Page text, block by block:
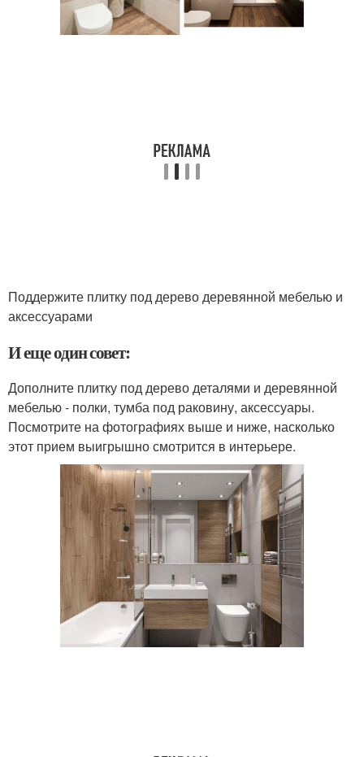
Поддержите плитку под дерево деревянной мебелью и
аксессуарами
И еще один совет:
Дополните плитку под дерево деталями и деревянной
мебелью - полки, тумба под раковину, аксессуары.
Посмотрите на фотографиях выше и ниже, насколько
этот прием выигрышно смотрится в интерьере.